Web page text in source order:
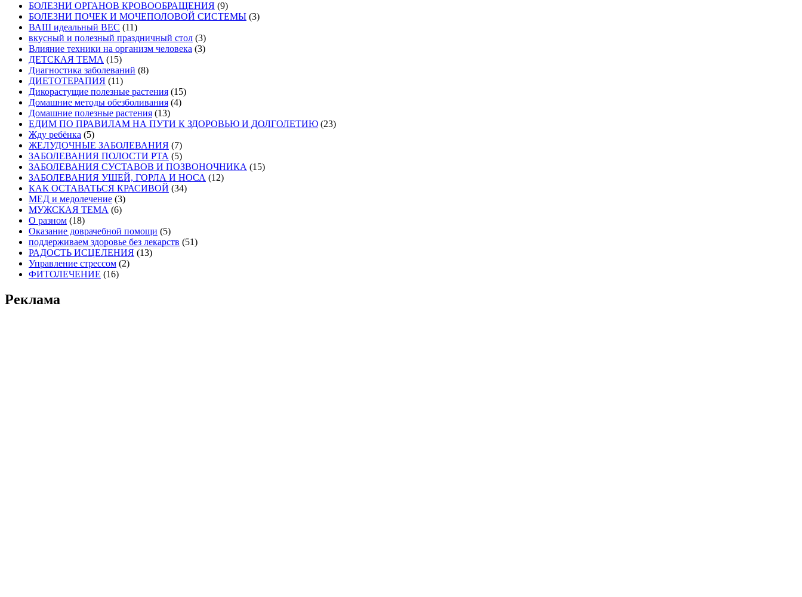
БОЛЕЗНИ ОРГАНОВ КРОВООБРАЩЕНИЯ (9)
БОЛЕЗНИ ПОЧЕК И МОЧЕПОЛОВОЙ СИСТЕМЫ (3)
ВАШ идеальный ВЕС (11)
вкусный и полезный праздничный стол (3)
Влияние техники на организм человека (3)
ДЕТСКАЯ ТЕМА (15)
Диагностика заболеваний (8)
ДИЕТОТЕРАПИЯ (11)
Дикорастущие полезные растения (15)
Домашние методы обезболивания (4)
Домашние полезные растения (13)
ЕДИМ ПО ПРАВИЛАМ НА ПУТИ К ЗДОРОВЬЮ И ДОЛГОЛЕТИЮ (23)
Жду ребёнка (5)
ЖЕЛУДОЧНЫЕ ЗАБОЛЕВАНИЯ (7)
ЗАБОЛЕВАНИЯ ПОЛОСТИ РТА (5)
ЗАБОЛЕВАНИЯ СУСТАВОВ И ПОЗВОНОЧНИКА (15)
ЗАБОЛЕВАНИЯ УШЕЙ, ГОРЛА И НОСА (12)
КАК ОСТАВАТЬСЯ КРАСИВОЙ (34)
МЕД и медолечение (3)
МУЖСКАЯ ТЕМА (6)
О разном (18)
Оказание доврачебной помощи (5)
поддерживаем здоровье без лекарств (51)
РАДОСТЬ ИСЦЕЛЕНИЯ (13)
Управление стрессом (2)
ФИТОЛЕЧЕНИЕ (16)
Реклама